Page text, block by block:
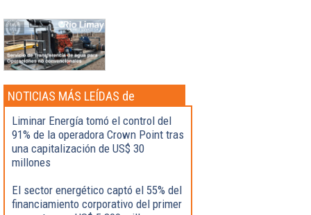
NOTICIAS MÁS LEÍDAS de
Actualidad
Liminar Energía tomó el control del
91% de la operadora Crown Point tras
una capitalización de US$ 30
millones
El sector energético captó el 55% del
financiamiento corporativo del primer